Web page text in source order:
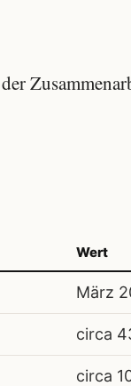
Wert
März
circa
circa